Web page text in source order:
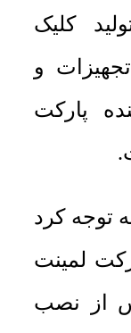
کلیک
و
پارکت
توجه کرد
لمینت
از نصب